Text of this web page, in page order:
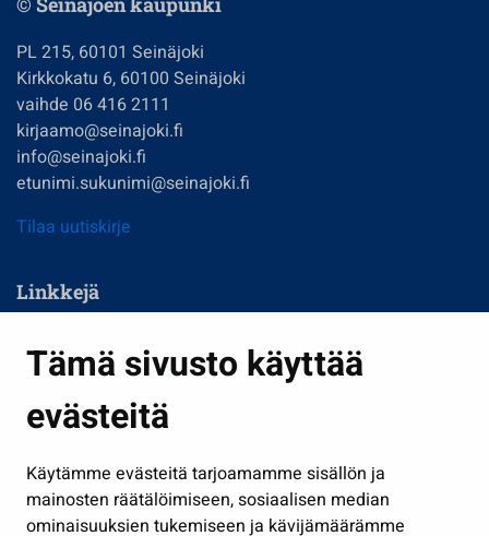
Tämä sivusto käyttää
evästeitä
Käytämme evästeitä tarjoamamme sisällön ja
mainosten räätälöimiseen, sosiaalisen median
ominaisuuksien tukemiseen ja kävijämäärämme
PL 215, 60101 Seinäjoki
Kirkkokatu 6, 60100 Seinäjoki
vaihde 06 416 2111
kirjaamo@seinajoki.fi
info@seinajoki.fi
etunimi.sukunimi@seinajoki.fi
Tilaa uutiskirje
Linkkejä
Kasvatus ja opetus
Kulttuuri ja liikunta
Työ ja yrittäminen
Osallistu ja asioi